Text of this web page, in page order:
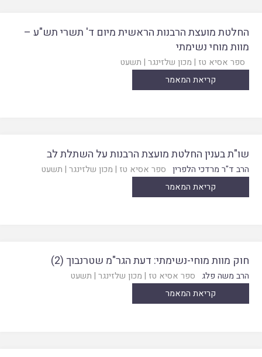
החלטת מועצת הרבנות הראשית מיום ד' תשרי תש"ע –
מוות מוחי נשימתי
ספר אסיא טז | מכון שלזינגר | תשעט
קריאת המאמר
שו"ת בענין החלטת מועצת הרבנות על השתלת לב
הרב ד"ר מרדכי הלפרין ספר אסיא טז | מכון שלזינגר | תשעט
קריאת המאמר
חוק מוות מוחי-נשימתי: דעת הגר"מ שטרנבוך (2)
הרב משה פלג ספר אסיא טז | מכון שלזינגר | תשעט
קריאת המאמר